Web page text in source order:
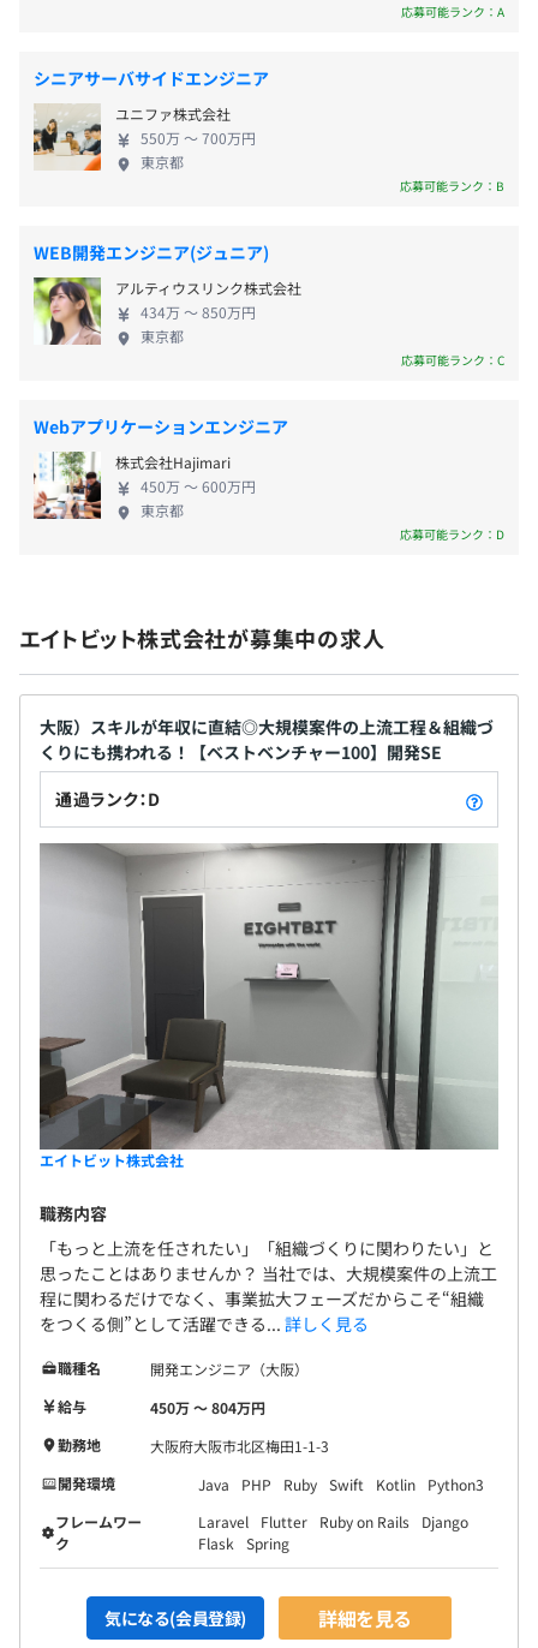
・従業員に対する受動喫煙対策：あり
対策内容：屋内原則禁煙（喫煙室あり）※配属先の案件に
よる
■社員紹介採用制度(10万円～)
■確定拠出年金制度(退職金制度)
■役職手当
■エンジニア紹介手当
まで会社負担
■資格手当
⇒ 資格を取得した場合、毎月の給与にプラスして支給
LPIC Level 3 / LinuC Level 3 :20,000円／月
Oracle Certified Java Programmer,Gold SE :10,000円／
月
AWS スペシャリティレベル：30,000円／月
昇給：年1回（4月）
社会保険完備（健康保険・厚生年金加入・雇用保険・労災
保険）
全国健康保険協会加入
3ヵ月（給与・待遇に変更なし）
応募可能ランク：A
シニアサーバサイドエンジニア
ユニファ株式会社
550万 〜 700万円
東京都
応募可能ランク：B
WEB開発エンジニア(ジュニア)
アルティウスリンク株式会社
434万 〜 850万円
東京都
応募可能ランク：C
Webアプリケーションエンジニア
株式会社Hajimari
450万 〜 600万円
東京都
応募可能ランク：D
エイトビット株式会社が募集中の求人
大阪）スキルが年収に直結◎大規模案件の上流工程＆組織づ
くりにも携われる！【ベストベンチャー100】開発SE
通過ランク：D
エイトビット株式会社
職務内容
「もっと上流を任されたい」「組織づくりに関わりたい」と
思ったことはありませんか？ 当社では、大規模案件の上流工
程に関わるだけでなく、事業拡大フェーズだからこそ“組織
をつくる側”として活躍できる... 詳しく見る
職種名
開発エンジニア（大阪）
給与
450万 〜 804万円
勤務地
大阪府大阪市北区梅田1-1-3
開発環境
Java PHP Ruby Swift Kotlin
Python3
フレームワー
ク
Laravel Flutter Ruby on Rails
Django
Flask
Spring
気になる(会員登録) 詳細を見る